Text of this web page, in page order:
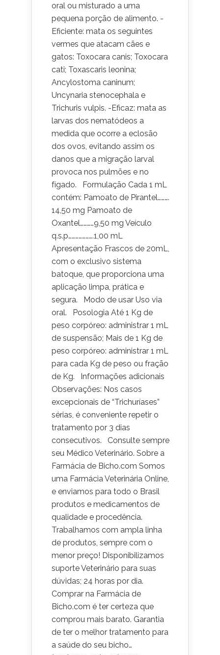
oral ou misturado a uma
pequena porção de alimento. -
Eficiente: mata os seguintes
vermes que atacam cães e
gatos: Toxocara canis; Toxocara
cati; Toxascaris leonina;
Ancylostoma caninum;
Uncynaria stenocephala e
Trichuris vulpis. -Eficaz: mata as
larvas dos nematódeos a
medida que ocorre a eclosão
dos ovos, evitando assim os
danos que a migração larval
provoca nos pulmões e no
fígado. Formulação Cada 1 mL
contém: Pamoato de Pirantel……….
14,50 mg Pamoato de
Oxantel…………9,50 mg Veículo
q.s.p………………….1,00 mL
Apresentação Frascos de 20mL,
com o exclusivo sistema
batoque, que proporciona uma
aplicação limpa, prática e
segura. Modo de usar Uso via
oral. Posologia Até 1 Kg de
peso corpóreo: administrar 1 mL
de suspensão; Mais de 1 Kg de
peso corpóreo: administrar 1 mL
para cada Kg de peso ou fração
de Kg. Informações adicionais
Observações: Nos casos
excepcionais de “Trichuríases”
sérias, é conveniente repetir o
tratamento por 3 dias
consecutivos. Consulte sempre
seu Médico Veterinário. Sobre a
Farmácia de Bicho.com Somos
uma Farmácia Veterinária Online,
e enviamos para todo o Brasil
produtos e medicamentos de
qualidade e procedência.
Trabalhamos com ampla linha
de produtos, sempre com o
menor preço! Disponibilizamos
suporte Veterinário para suas
dúvidas; 24 horas por dia.
Comprar na Farmácia de
Bicho.com é ter certeza que
comprou mais barato. Garantia
de ter o melhor tratamento para
a saúde do seu bicho…